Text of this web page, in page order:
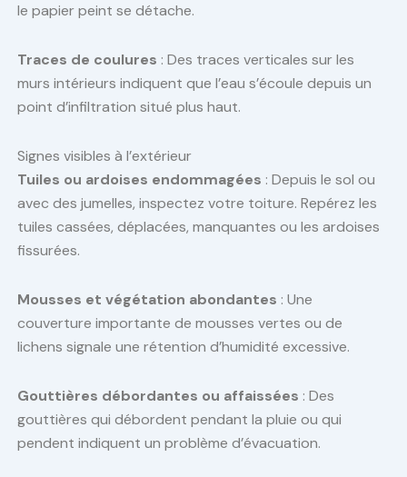
le papier peint se détache.
Traces de coulures : Des traces verticales sur les
murs intérieurs indiquent que l’eau s’écoule depuis un
point d’infiltration situé plus haut.
Signes visibles à l’extérieur
Tuiles ou ardoises endommagées : Depuis le sol ou
avec des jumelles, inspectez votre toiture. Repérez les
tuiles cassées, déplacées, manquantes ou les ardoises
fissurées.
Mousses et végétation abondantes : Une
couverture importante de mousses vertes ou de
lichens signale une rétention d’humidité excessive.
Gouttières débordantes ou affaissées : Des
gouttières qui débordent pendant la pluie ou qui
pendent indiquent un problème d’évacuation.